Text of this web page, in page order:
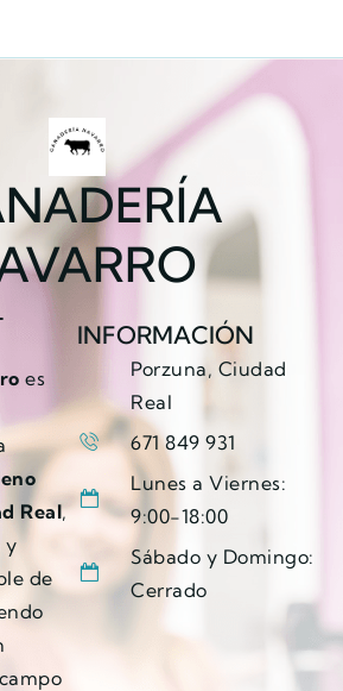
es
Real,
y
de
INFORMACIÓN
Porzuna, Ciudad
Real
671 849 931
Lunes a Viernes:
9:00-18:00
Sábado y Domingo:
Cerrado